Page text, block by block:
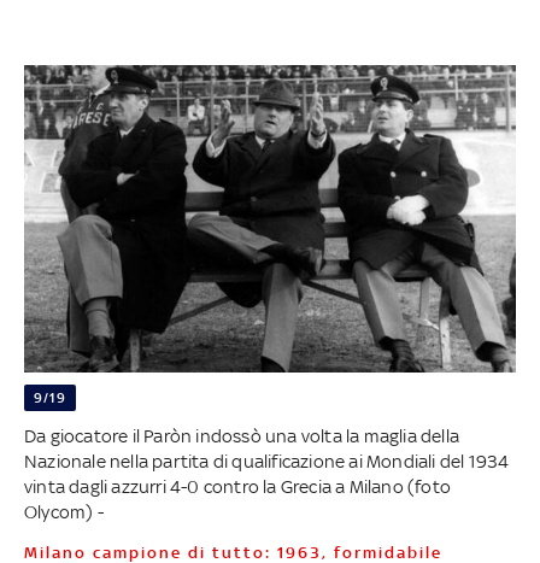
9/19
Da giocatore il Paròn indossò una volta la maglia della
Nazionale nella partita di qualificazione ai Mondiali del 1934
vinta dagli azzurri 4-0 contro la Grecia a Milano (foto
Olycom) -
Milano campione di tutto: 1963, formidabile